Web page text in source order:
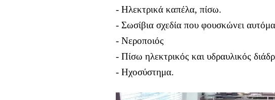
- Ηλεκτρικά καπέλα, πίσω.
- Σωσίβια σχεδία που φουσκώνει
- Νεροποιός
- Πίσω ηλεκτρικός και υδραυλικός
- Ηχοσύστημα.